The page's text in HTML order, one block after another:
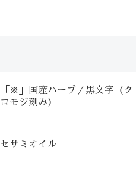
「※」国産ハーブ／黒文字（ク
ロモジ刻み）
セサミオイル